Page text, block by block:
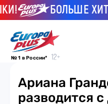
БОЛЬШЕ
№ 1 в России*
Ариана
разводится